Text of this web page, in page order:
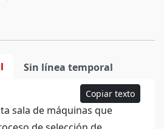
Sin línea temporal
Copiar texto
sala de máquinas que